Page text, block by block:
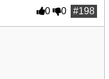
#198
0 0